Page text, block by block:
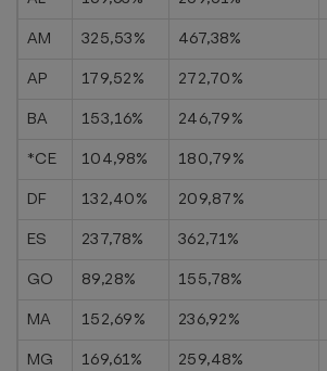
AM
325,53% 467,38%
AP
179,52% 272,70%
BA
153,16% 246,79%
*CE
104,98% 180,79%
DF
132,40% 209,87%
ES
237,78% 362,71%
GO
89,28% 155,78%
MA
152,69% 236,92%
MG
169,61% 259,48%